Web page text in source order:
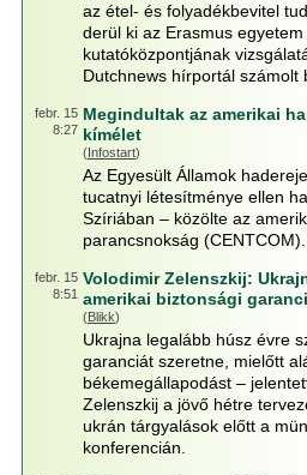
az étel- és folyadékbevitel
derül ki az Erasmus
kutatóközpontjának
Dutchnews hírportál számolt
febr. 15
8:27
Megindultak az amerikai
kímélet
(Infostart)
Az Egyesült Államok
tucatnyi létesítménye ellen
Szíriában – közölte az
parancsnokság (CENTCOM).
febr. 15
8:51
Volodimir Zelenszkij:
amerikai biztonsági
(Blikk)
Ukrajna legalább húsz évre
garanciát szeretne, mielőtt
békemegállapodást –
Zelenszkij a jövő hétre
ukrán tárgyalások előtt a
konferencián.